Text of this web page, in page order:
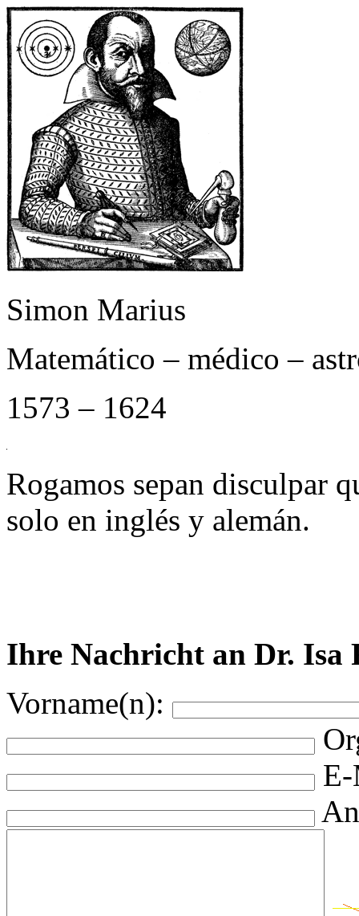
Simon Marius
Matemático – médico –
1573 – 1624
Rogamos sepan disculpar
solo en inglés y alemán.
Ihre Nachricht an Dr. Isa
Vorname(n):